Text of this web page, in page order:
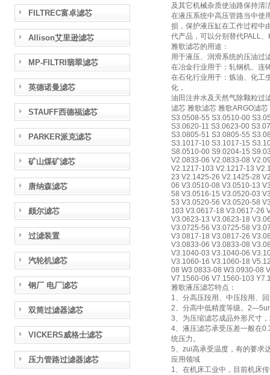
FILTREC富卓滤芯
Allison艾里逊滤芯
MP-FILTRI翡翠滤芯
英德诺曼滤芯
STAUFF西德福滤芯
PARKER派克滤芯
矿山煤矿滤芯
唐纳森滤芯
颇尔滤芯
过滤装置
汽轮机滤芯
钢厂 电厂滤芯
双筒过滤器滤芯
VICKERS威格士滤芯
压力管路过滤器滤芯
及其它机械杂质使油路保持清
在液压系统中高压管路当中使
损，保护液压缸在工作过程中
代产品，可以分别替代PALL
雅歌滤芯的用途：
用于液压、润滑系统的压油过
在冶金行业用于：轧钢机、连
在石化行业用于：炼油、化工
化，
油田注井水及天然气除颗粒过
滤芯 雅歌滤芯 雅歌ARGO滤
S3.0508-55 S3.0510-00
S3.0620-11 S3.0623-00
S3.0805-51 S3.0805-55
S3.1017-10 S3.1017-15
S8.0510-00 S9.0204-15
V2.0833-06 V2.0833-08
V2.1217-103 V2.1217-13
23 V2.1425-26 V2.1425-28
06 V3.0510-08 V3.0510-13
58 V3.0516-15 V3.0520-03
53 V3.0520-56 V3.0520-58
103 V3.0617-18 V3.0617-26
V3.0623-13 V3.0623-18
V3.0725-56 V3.0725-58
V3.0817-18 V3.0817-26
V3.0833-06 V3.0833-08
V3.1040-03 V3.1040-06
V3.1060-16 V3.1060-18
08 W3.0833-08 W3.0930-08
V7.1560-06 V7.1560-103
雅歌液压滤芯特点：
1、分高压段用、中压段用、
2、分高中低精度等级。
3、为压缩滤芯成品外形尺寸
4、液压滤芯承受压差一般在
统压力。
5、zui高承受温度，有的要求
应用领域
1、在机床工业中，目前机床